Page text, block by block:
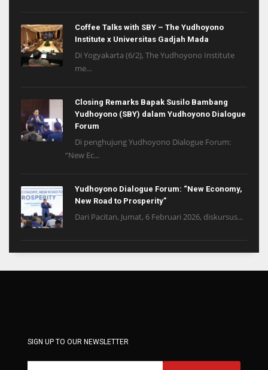
Coffee Talks with SBY – The Yudhoyono
Institute x Universitas Gadjah Mada
Di Yogyakarta (6/2), The Yudhoyono Institute
me...
Closing Remarks Bapak Susilo Bambang
Yudhoyono (SBY) dalam Yudhoyono Dialogue
Forum
Di penghujung Yudhoyono Dialogue Forum:
“New Ec...
Yudhoyono Dialogue Forum: “New Economy,
New Road to Prosperity”
Dari Pacitan, Jumat, 6 Februari 2026, diskursus...
SIGN UP TO OUR NEWSLETTER